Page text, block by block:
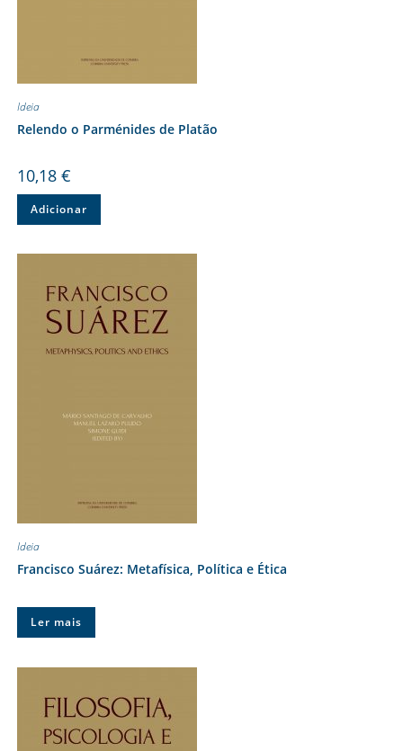
Ideia
Relendo o Parménides de Platão
10,18 €
Adicionar
Ideia
Francisco Suárez: Metafísica, Política e Ética
Ler mais